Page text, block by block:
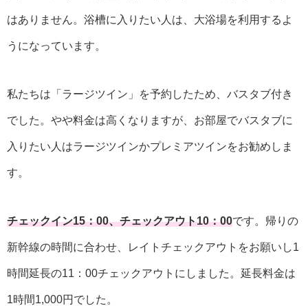
はありません。浴槽に入りたい人は、大浴場を利用するよ
うになっています。
私たちは「ラージツイン」を予約したため、バスタブ付き
でした。やや料金は高くなりますが、お部屋でバスタブに
入りたい人はラージツインかプレミアツインをお勧めしま
す。
チェックイン15：00、チェックアウト10：00です。帰りの
新幹線の時間に合わせ、レイトチェックアウトをお願いし1
時間延長の11：00チェックアウトにしました。延長料金は
1時間1,000円でした。